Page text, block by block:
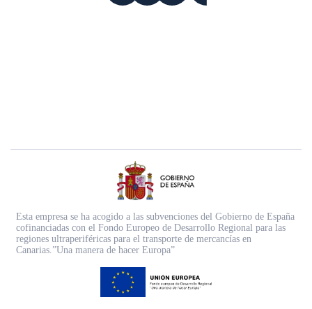
Esta empresa se ha acogido a las subvenciones del Gobierno de España
cofinanciadas con el Fondo Europeo de Desarrollo Regional para las
regiones ultraperiféricas para el transporte de mercancías en
Canarias.”Una manera de hacer Europa”